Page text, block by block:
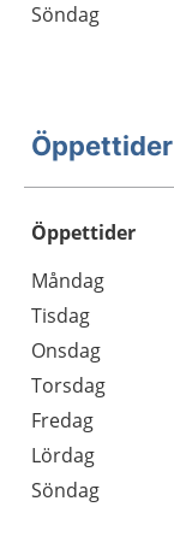
Söndag
Öppettider
Öppettider
Dag
Öppettider
Kommentarer
Måndag
Tisdag
Onsdag
Torsdag
Fredag
Lördag
Söndag